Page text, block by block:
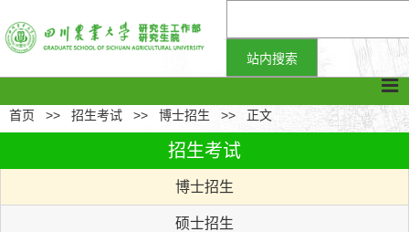
首页 >> 招生考试 >> 博士招生 >> 正文
招生考试
博士招生
硕士招生